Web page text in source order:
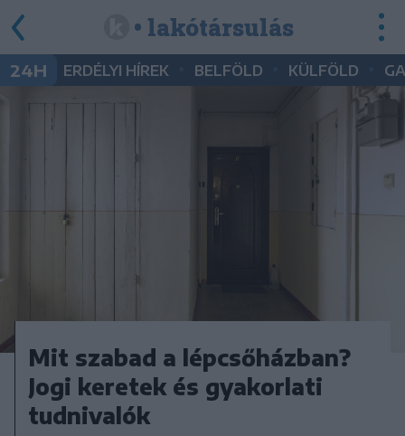
• lakótársulás
24H ERDÉLYI HÍREK BELFÖLD KÜLFÖLD
Mit szabad a lépcsőházban?
Jogi keretek és gyakorlati
tudnivalók